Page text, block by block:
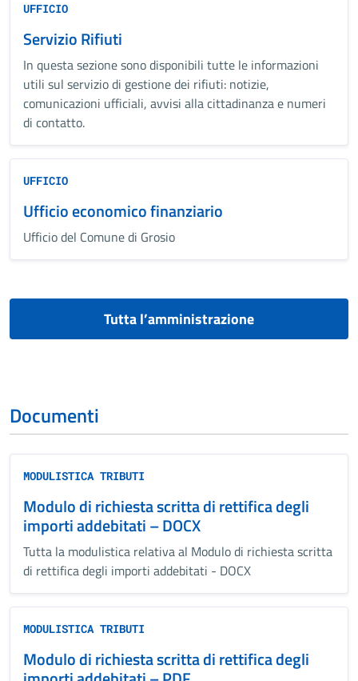
UFFICIO
Servizio Rifiuti
In questa sezione sono disponibili tutte le informazioni
utili sul servizio di gestione dei rifiuti: notizie,
comunicazioni ufficiali, avvisi alla cittadinanza e numeri
di contatto.
UFFICIO
Ufficio economico finanziario
Ufficio del Comune di Grosio
Tutta l’amministrazione
Documenti
MODULISTICA TRIBUTI
Modulo di richiesta scritta di rettifica degli
importi addebitati – DOCX
Tutta la modulistica relativa al Modulo di richiesta scritta
di rettifica degli importi addebitati - DOCX
MODULISTICA TRIBUTI
Modulo di richiesta scritta di rettifica degli